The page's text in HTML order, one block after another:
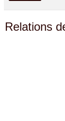
Relations